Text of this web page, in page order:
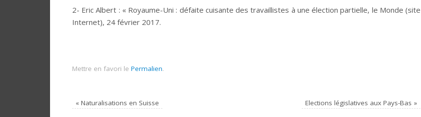
2- Eric Albert : « Royaume-Uni : défaite cuisante des travaillistes à une élection partielle, le Monde (site
Internet), 24 février 2017.
Mettre en favori le Permalien.
« Naturalisations en Suisse Elections législatives aux Pays-Bas »